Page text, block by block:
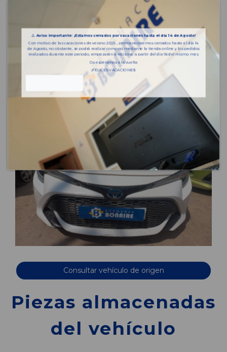
Consultar vehículo de origen
Piezas almacenadas
del vehículo
⚠️Aviso importante: ¡Estamos cerrados por vacaciones hasta el día 14 de Agosto!
Con motivo de las vacaciones de verano 2026 , permaneceremos cerrados hasta el día 14
de Agosto, no obstante, se podrá realizar compras mediante la tienda online y los pedidos
realizados durante este periodo, empezarán a recibirse a partir del día 18 del mismo mes.
Os esperamos a la vuelta
¡FELICES VACACIONES!